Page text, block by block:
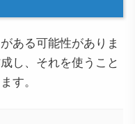
ある可能性がありま
し、それを使うこと
す。